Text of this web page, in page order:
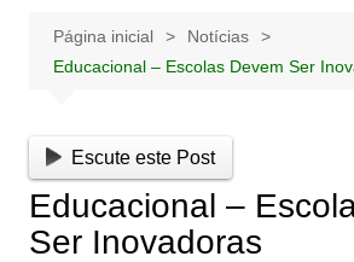
Página inicial
Notícias
Educacional – Escolas Devem Ser
Escute este Post
Educacional –
Ser Inovadoras